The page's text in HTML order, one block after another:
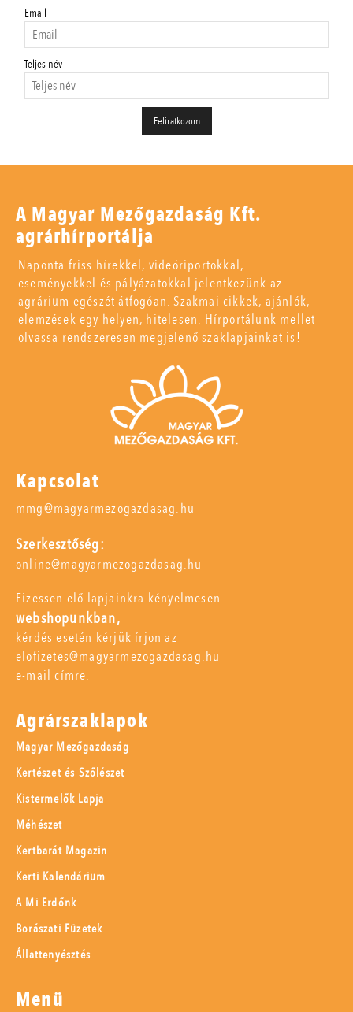
Email
Teljes név
A Magyar Mezőgazdaság Kft.
agrárhírportálja
Naponta friss hírekkel, videóriportokkal,
eseményekkel és pályázatokkal jelentkezünk az
agrárium egészét átfogóan. Szakmai cikkek, ajánlók,
elemzések egy helyen, hitelesen. Hírportálunk mellet
olvassa rendszeresen megjelenő szaklapjainkat is!
Kapcsolat
mmg@magyarmezogazdasag.hu
Szerkesztőség:
online@magyarmezogazdasag.hu
Fizessen elő lapjainkra kényelmesen
webshopunkban,
kérdés esetén kérjük írjon az
elofizetes@magyarmezogazdasag.hu
e-mail címre.
Agrárszaklapok
Magyar Mezőgazdaság
Kertészet és Szőlészet
Kistermelők Lapja
Méhészet
Kertbarát Magazin
Kerti Kalendárium
A Mi Erdőnk
Borászati Füzetek
Állattenyésztés
Menü